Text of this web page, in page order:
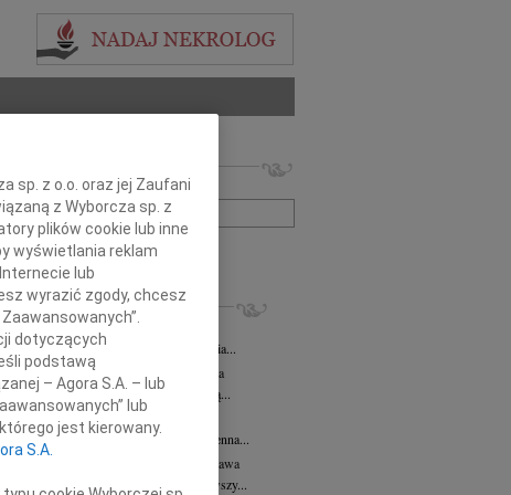
lub numer ogłoszenia:
+ szukanie zaawansowane
Kułakowska 07.08.2026
Kułakowska 8 czerwca 1984 - 9 sierpnia...
Kościelska
Warszawa
żegnam prof. Małgorzatę Kościelską...
Goetze
07.08.2026
Goetze adwokat 9 lat bez Ciebie Bożenna...
Stec-Myśliwska
Warszawa
dniu 4 sierpnia 2026 roku zmarła przeżywszy...
sp. z o.o. oraz jej Zaufani
z Wyborcza sp. z
plików cookie lub inne
wyświetlania reklam
lub
wyrazić zgody, chcesz
dotyczących
podstawą
– Agora S.A. – lub
lub
jest kierowany.
S.A.